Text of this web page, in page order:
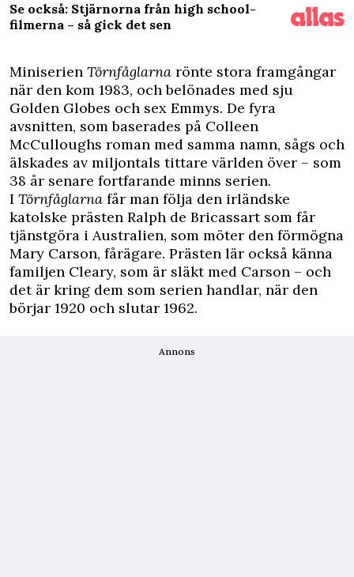
Se också: Stjärnorna från high school-
filmerna – så gick det sen
Miniserien Törnfåglarna rönte stora framgångar
när den kom 1983, och belönades med sju
Golden Globes och sex Emmys. De fyra
avsnitten, som baserades på Colleen
McCulloughs roman med samma namn, sågs och
älskades av miljontals tittare världen över – som
38 år senare fortfarande minns serien.
I Törnfåglarna får man följa den irländske
katolske prästen Ralph de Bricassart som får
tjänstgöra i Australien, som möter den förmögna
Mary Carson, fårägare. Prästen lär också känna
familjen Cleary, som är släkt med Carson – och
det är kring dem som serien handlar, när den
börjar 1920 och slutar 1962.
Annons